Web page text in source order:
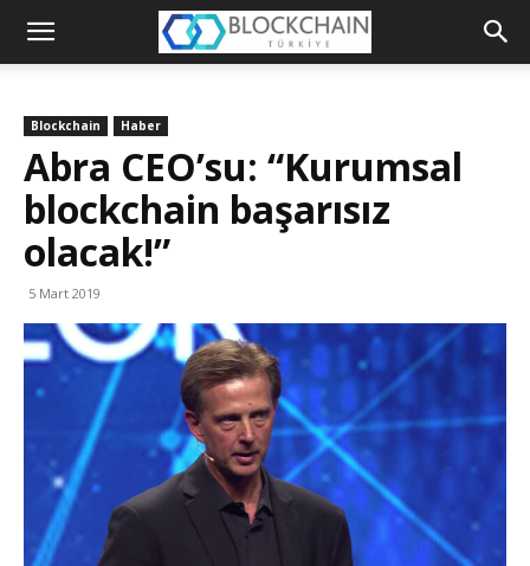
Blockchain
Platformu
Blockchain Haber
Abra CEO’su: “Kurumsal
blockchain başarısız
olacak!”
5 Mart 2019